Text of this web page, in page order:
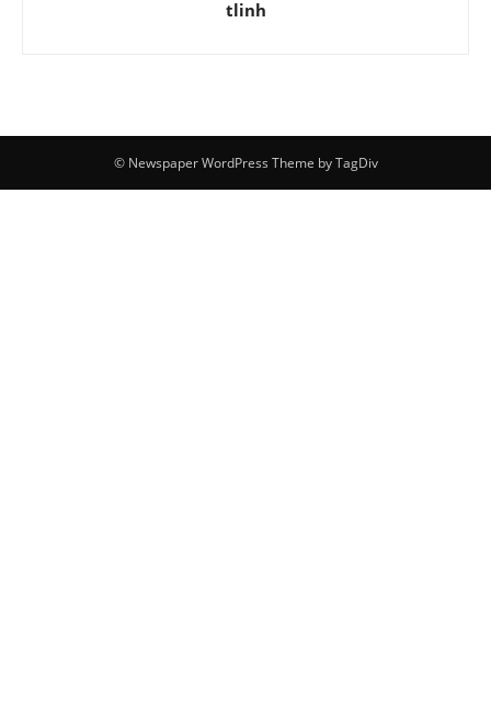
tlinh
© Newspaper WordPress Theme by TagDiv